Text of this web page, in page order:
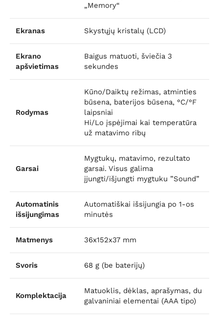
„Memory“
Ekranas Skystųjų kristalų (LCD)
Ekrano
apšvietimas
Baigus matuoti, šviečia 3
sekundes
Rodymas
Kūno/Daiktų režimas, atminties
būsena, baterijos būsena, °C/°F
laipsniai
Hi/Lo įspėjimai kai temperatūra
už matavimo ribų
Garsai
Mygtukų, matavimo, rezultato
garsai. Visus galima
įjungti/išjungti mygtuku ”Sound”
Automatinis
išsijungimas
Automatiškai išsijungia po 1-os
minutės
Matmenys 36x152x37 mm
Svoris 68 g (be baterijų)
Komplektacija
Matuoklis, dėklas, aprašymas, du
galvaniniai elementai (AAA tipo)